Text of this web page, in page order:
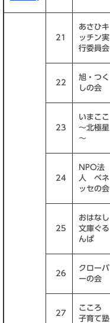
21
あさひキ
ッチン実
行委員会
22
旭・つく
しの会
23
いまここ
～北極星
～
24
NPO法
人 ベネ
ッセの会
25
おはなし
文庫ぐる
んぱ
26
クローバ
ーの会
27
こころ
子育て塾